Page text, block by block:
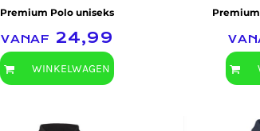
Premium Polo uniseks
vanaf 24,99
WINKELWAGEN